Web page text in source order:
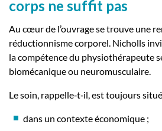
corps ne suffit pas
Au cœur de l’ouvrage se trouve une
réductionnisme corporel. Nicholls
la compétence du physiothérapeute
biomécanique ou neuromusculaire.
Le soin, rappelle‑t‑il, est toujours
dans un contexte économique ;